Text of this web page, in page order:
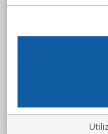
C/Flassaders,
Locura Digital -